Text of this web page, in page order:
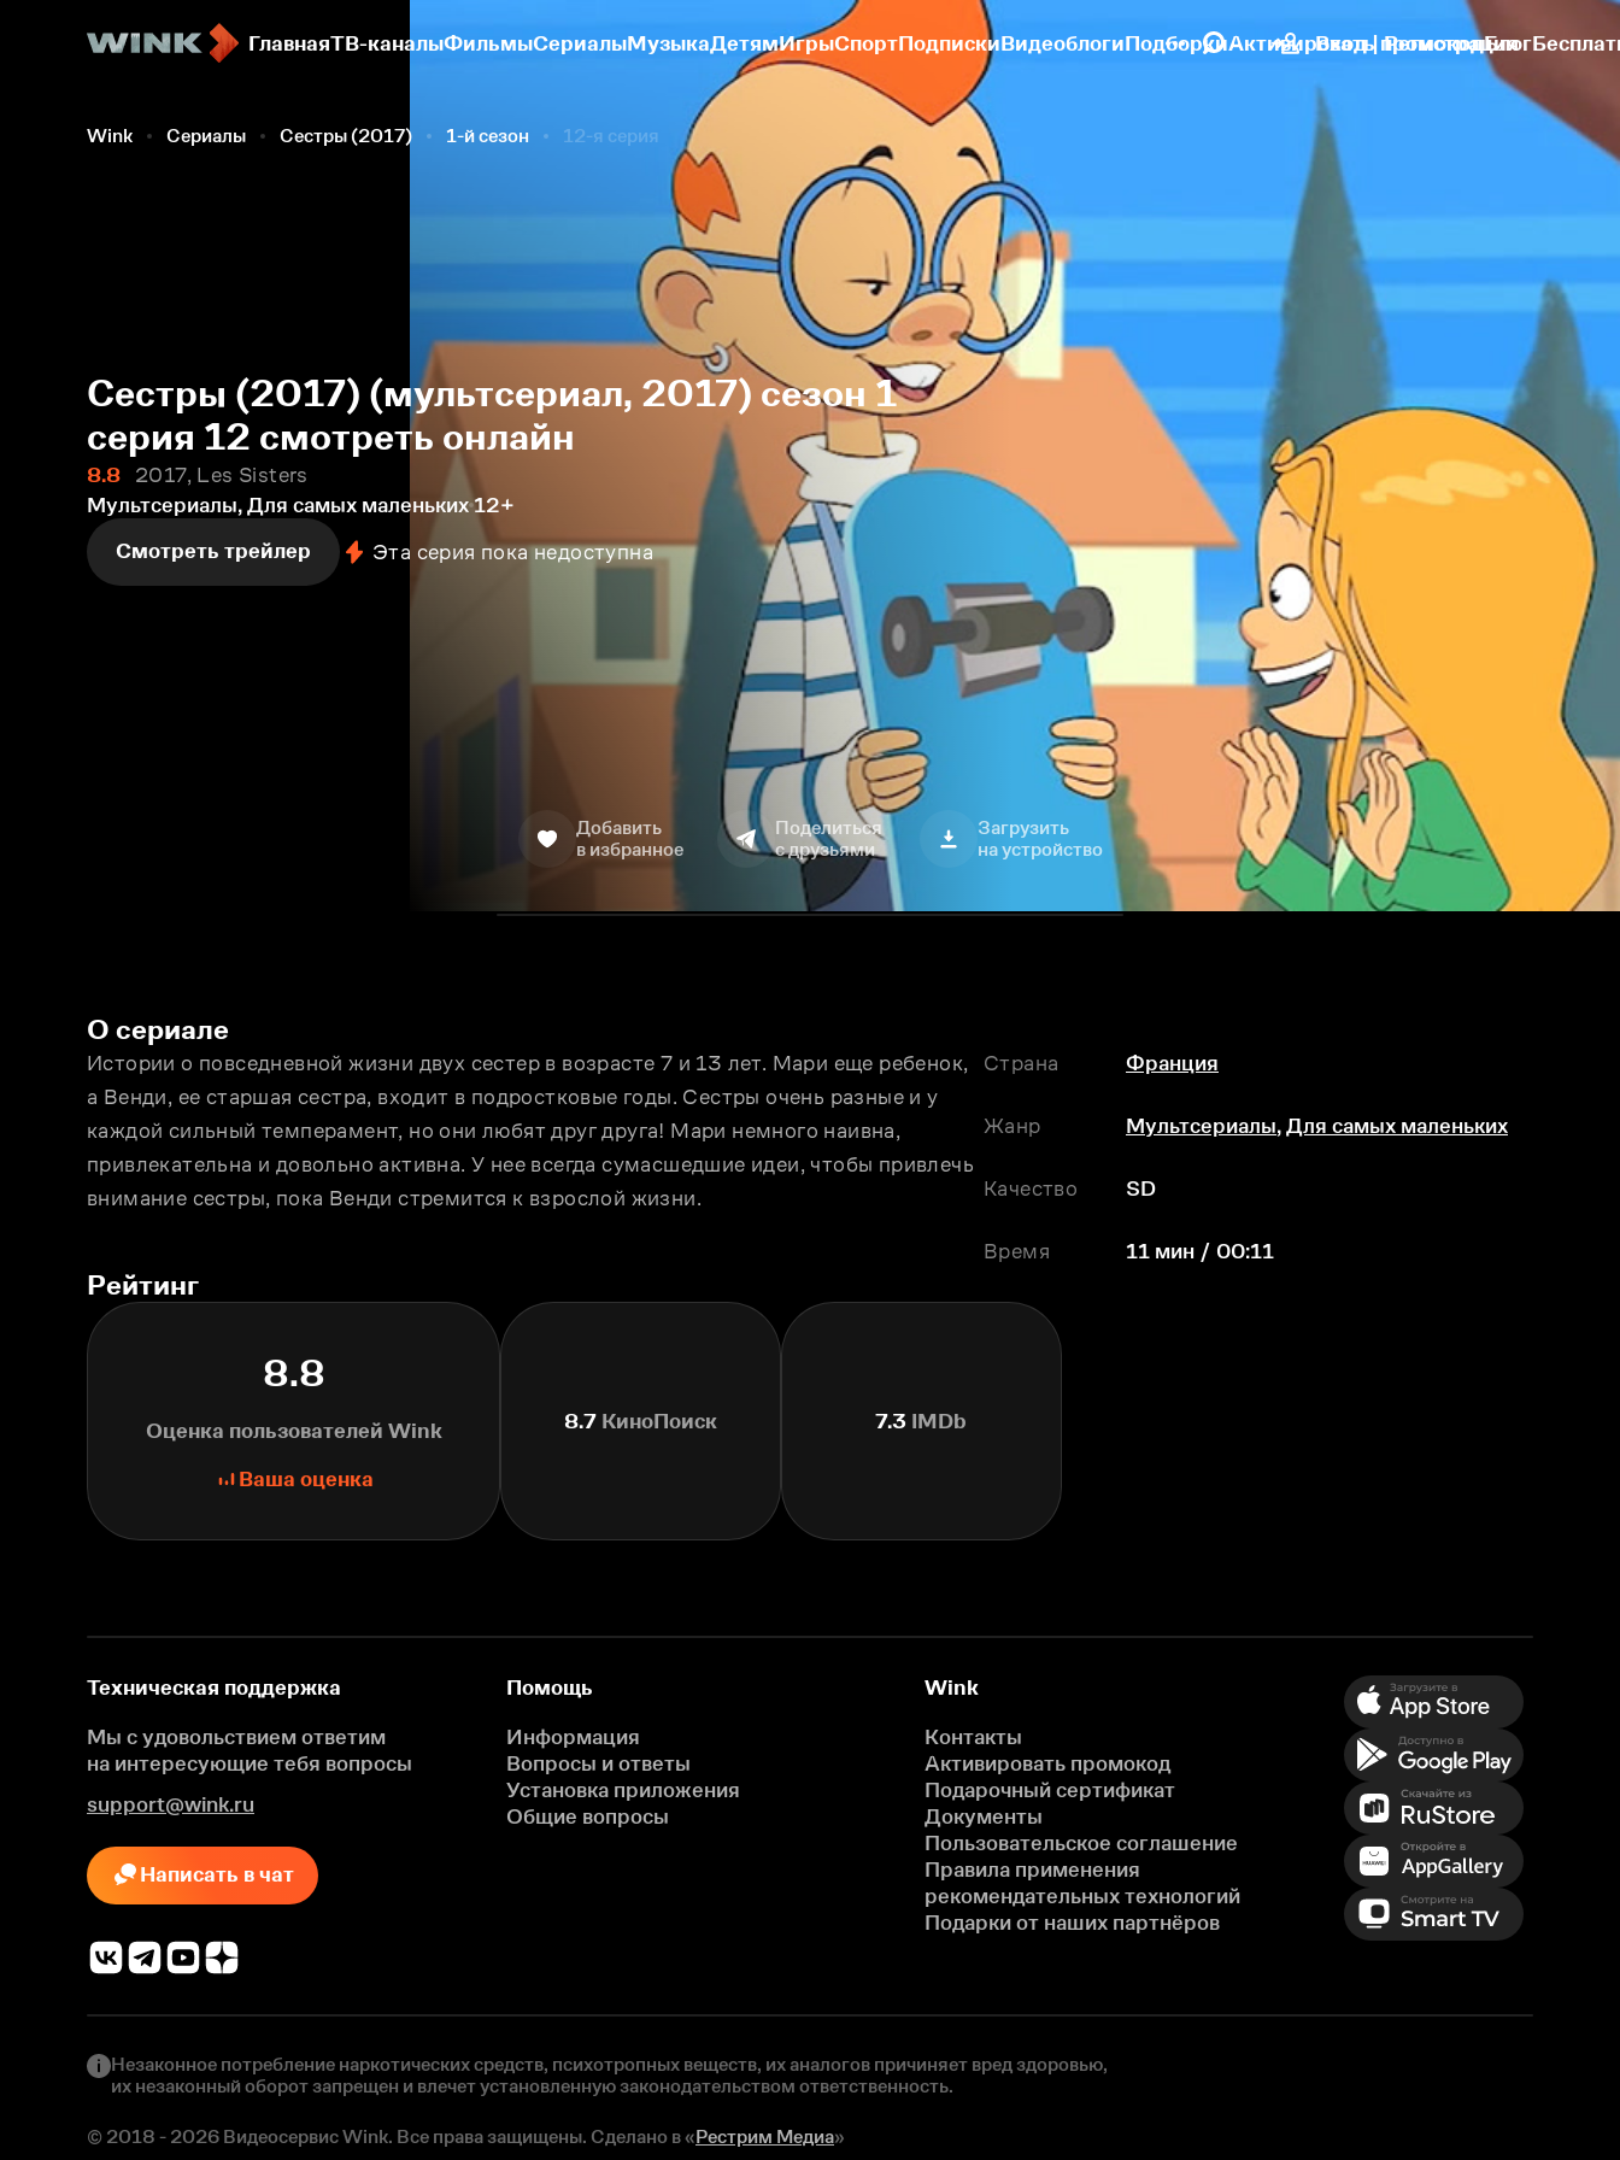
ГлавнаяТВ-каналыФильмыСериалыМузыкаДетямИгрыСпортПодпискиВидеоблогиПодборкиАктивировать промокодБлог
Вход | Регистрация
Wink Сериалы Сестры (2017) 1-й сезон 12-я серия
Сестры (2017) (мультсериал, 2017) сезон 1
серия 12 смотреть онлайн
8.8
2017, Les Sisters
Мультсериалы, Для самых маленьких 12+
Смотреть трейлер
Эта серия пока недоступна
Добавить
в избранное
Поделиться
с друзьями
Загрузить
на устройство
О сериале
Истории о повседневной жизни двух сестер в возрасте 7 и 13 лет. Мари еще ребенок,
а Венди, ее старшая сестра, входит в подростковые годы. Сестры очень разные и у
каждой сильный темперамент, но они любят друг друга! Мари немного наивна,
привлекательна и довольно активна. У нее всегда сумасшедшие идеи, чтобы привлечь
внимание сестры, пока Венди стремится к взрослой жизни.
Страна Франция
Жанр Мультсериалы, Для самых маленьких
Качество SD
Время 11 мин / 00:11
Рейтинг
8.8
Оценка пользователей Wink
Ваша оценка
8.7 КиноПоиск 7.3 IMDb
Техническая поддержка
Мы с удовольствием ответим
на интересующие тебя вопросы
support@wink.ru
Написать в чат
Помощь
Информация
Вопросы и ответы
Установка приложения
Общие вопросы
Wink
Контакты
Активировать промокод
Подарочный сертификат
Документы
Пользовательское соглашение
Правила применения
рекомендательных технологий
Подарки от наших партнёров
Незаконное потребление наркотических средств, психотропных веществ, их аналогов причиняет вред здоровью,
их незаконный оборот запрещен и влечет установленную законодательством ответственность.
© 2018 - 2026 Видеосервис Wink. Все права защищены. Сделано в «Рестрим Медиа»